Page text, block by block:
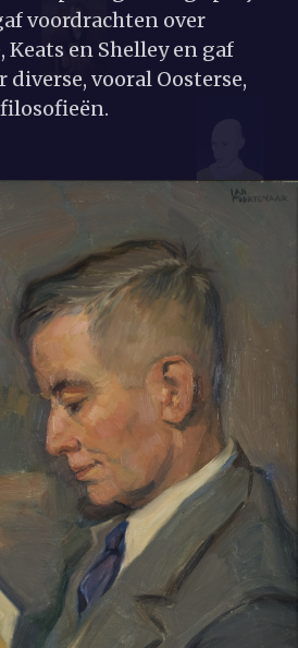
voordrachten over
Keats en Shelley en gaf
diverse, vooral Oosterse,
filosofieën.